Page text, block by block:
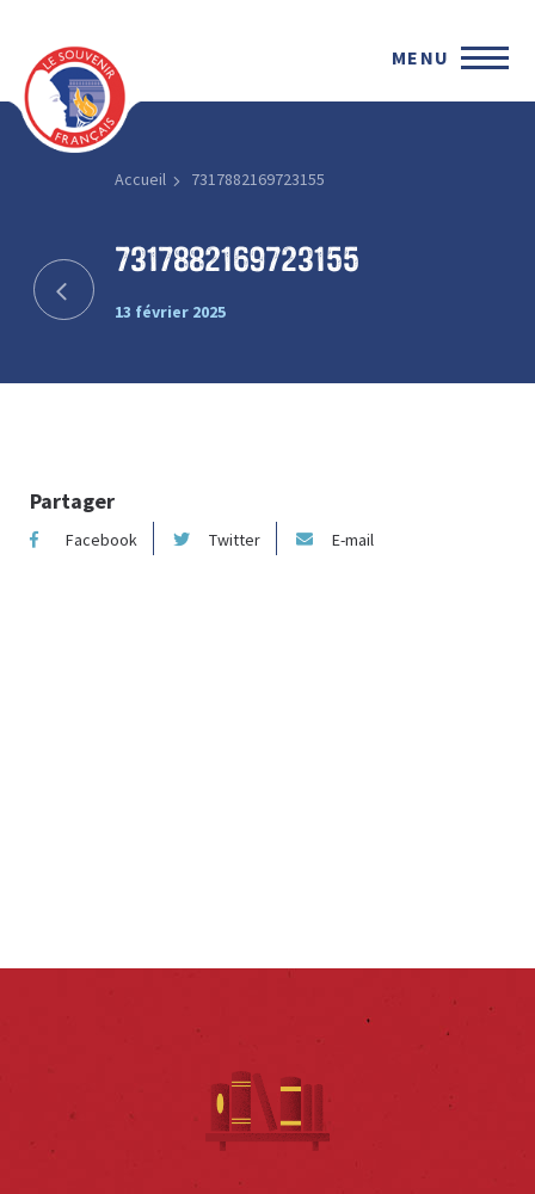
MENU
Accueil 7317882169723155
7317882169723155
13 février 2025
Partager
Facebook Twitter E-mail